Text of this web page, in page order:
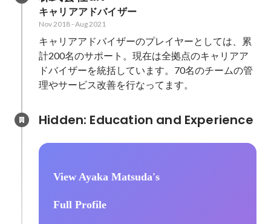
キャリアアドバイザー
Nov 2018-Aug 2021
キャリアアドバイザーのプレイヤーとしては、累
計200名のサポート。現在は全拠点のキャリアア
ドバイザーを統括しています。70名のチームの管
理やサービス改善を行なってます。
View Ayaka Matsuda's
Full Profile